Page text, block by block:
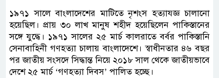
১৯৭১ সালে বাংলাদেশের মাটিতে নৃশংস হত্যাযজ্ঞ চালানো
হয়েছিল। প্রায় ৩০ লাখ মানুষ শহীদ হয়েছিলেন পাকিস্তানের
সঙ্গে যুদ্ধে। ১৯৭১ সালের ২৫ মার্চ কালরাতে বর্বর পাকিস্তানি
সেনাবাহিনী গণহত্যা চালায় বাংলাদেশে। স্বাধীনতার ৪৬ বছর
পর জাতীয় সংসদে সিদ্ধান্ত নিয়ে ২০১৮ সাল থেকে জাতীয়ভাবে
দেশে ২৫ মার্চ ‘গণহত্যা দিবস’ পালিত হচ্ছে।